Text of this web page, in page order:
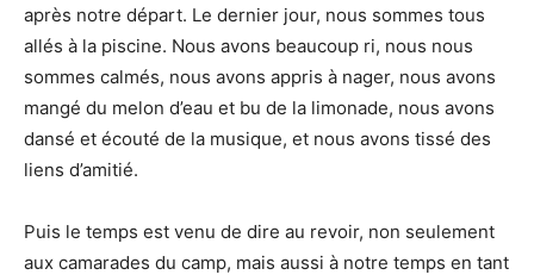
après notre départ. Le dernier jour, nous sommes tous
allés à la piscine. Nous avons beaucoup ri, nous nous
sommes calmés, nous avons appris à nager, nous avons
mangé du melon d’eau et bu de la limonade, nous avons
dansé et écouté de la musique, et nous avons tissé des
liens d’amitié.
Puis le temps est venu de dire au revoir, non seulement
aux camarades du camp, mais aussi à notre temps en tant